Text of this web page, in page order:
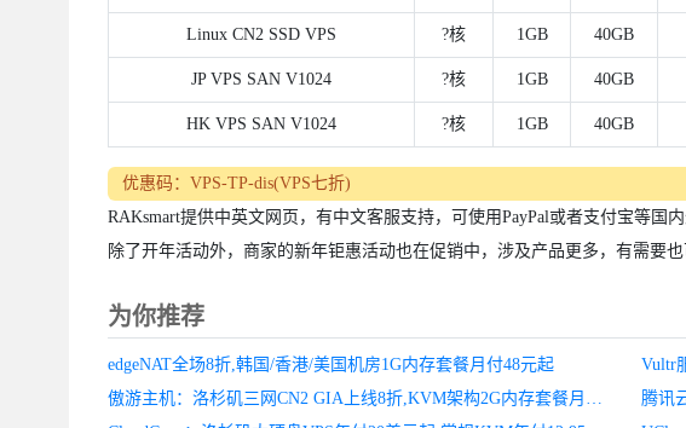
Linux CN2 SSD VPS ?核 1GB 40GB
JP VPS SAN V1024 ?核 1GB 40GB
HK VPS SAN V1024 ?核 1GB 40GB
优惠码：VPS-TP-dis(VPS七折)
RAKsmart提供中英文网页，有中文客服支持，可使用PayPal或者支付宝等国
除了开年活动外，商家的新年钜惠活动也在促销中，涉及产品更多，有需要也
为你推荐
edgeNAT全场8折,韩国/香港/美国机房1G内存套餐月付48元起
Vultr
傲游主机：洛杉矶三网CN2 GIA上线8折,KVM架构2G内存套餐月付54元起
腾讯